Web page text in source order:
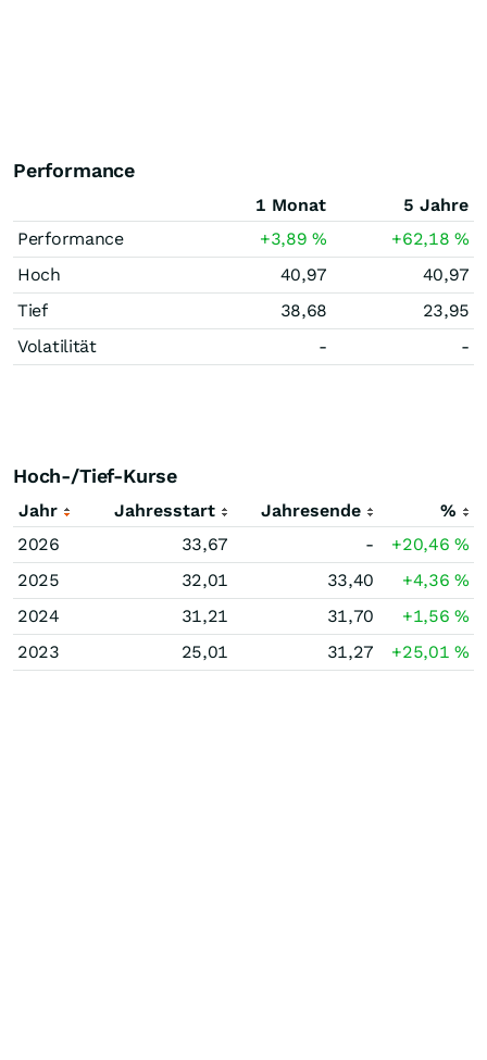
Performance
1 Monat
5 Jahre
Performance
+3,89% +62,18%
Hoch
40,97
40,97
Tief
38,68
23,95
Volatilität
- -
Hoch-/Tief-Kurse
Jahr Jahresstart Jahresende
%
2026
33,67 - +20,46%
2025
32,01 33,40 +4,36%
2024
31,21 31,70 +1,56%
2023
25,01 31,27 +25,01%